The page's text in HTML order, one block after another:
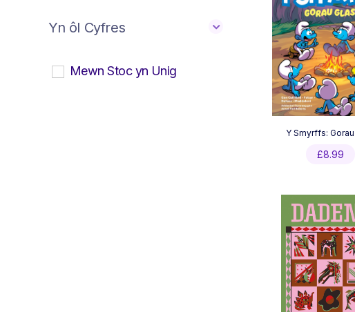
Yn ôl Cyfres
Mewn Stoc yn Unig
Y Smyrffs:
£8.99